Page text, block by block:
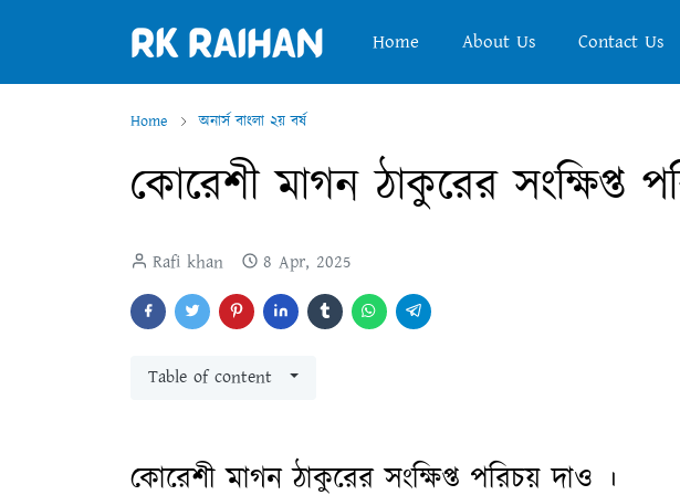
Home About Us Contact Us
Home অনার্স বাংলা ২য় বর্ষ
কোরেশী মাগন ঠাকুরের সংক্ষিপ্ত
Rafi khan 8 Apr, 2025
Table of content
কোরেশী মাগন ঠাকুরের সংক্ষিপ্ত পরিচয় দাও ।